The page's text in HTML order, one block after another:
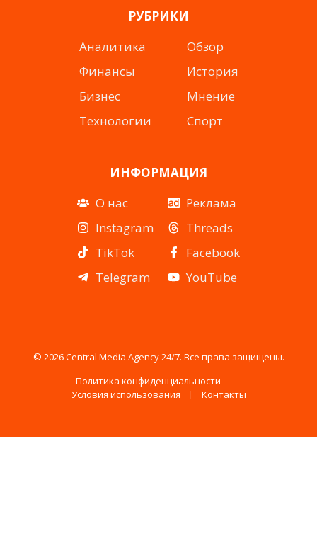
РУБРИКИ
Аналитика
Финансы
Бизнес
Технологии
Обзор
История
Мнение
Спорт
ИНФОРМАЦИЯ
О нас
Instagram
TikTok
Telegram
Реклама
Threads
Facebook
YouTube
© 2026 Central Media Agency 24/7. Все права защищены.
Политика конфиденциальности
Условия использования
Контакты